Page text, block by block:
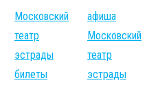
Московский
театр
эстрады
билеты
афиша
Московский
театр
эстрады